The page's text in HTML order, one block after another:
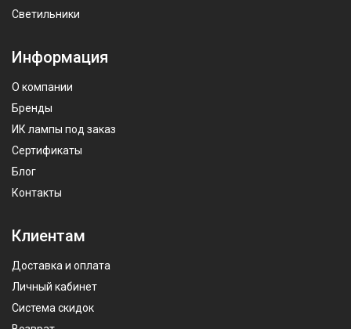
Светильники
Информация
О компании
Бренды
ИК лампы под заказ
Сертификаты
Блог
Контакты
Клиентам
Доставка и оплата
Личный кабинет
Система скидок